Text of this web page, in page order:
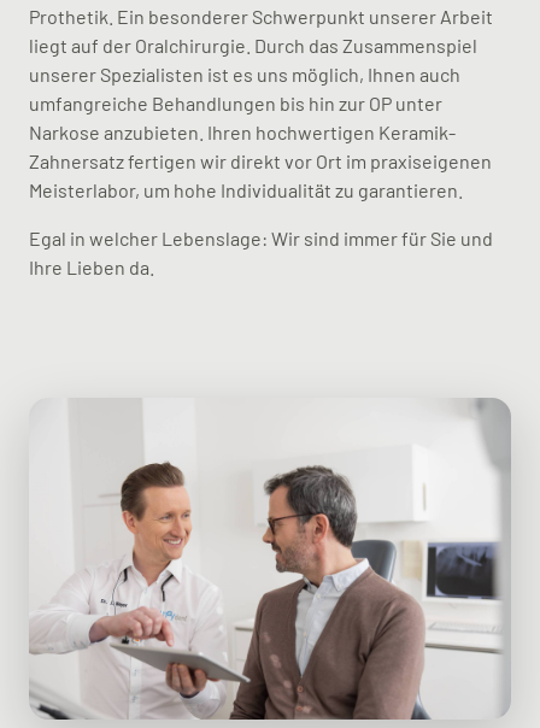
Prothetik. Ein besonderer Schwerpunkt unserer Arbeit
liegt auf der Oralchirurgie. Durch das Zusammenspiel
unserer Spezialisten ist es uns möglich, Ihnen auch
umfangreiche Behandlungen bis hin zur OP unter
Narkose anzubieten. Ihren hochwertigen Keramik-
Zahnersatz fertigen wir direkt vor Ort im praxiseigenen
Meisterlabor, um hohe Individualität zu garantieren.
Egal in welcher Lebenslage: Wir sind immer für Sie und
Ihre Lieben da.